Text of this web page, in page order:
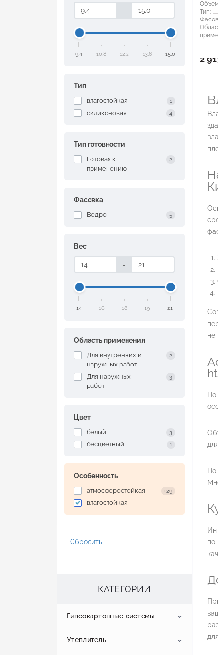
-
9,4 10,8 12,2 13,6 15,0
Тип
влагостойкая 1
силиконовая 4
Тип готовности
Готовая к
применению
2
Фасовка
Ведро 5
Вес
-
14 16 18 19 21
Область применения
Для внутренних и
наружных работ
2
Для наружных
работ
3
Цвет
белый 3
бесцветный 1
Особенность
атмосферостойкая +29
влагостойкая
Сбросить
КАТЕГОРИИ
Гипсокартонные системы
Гипсокартон
Утеплитель
Тип:
2
не
По
По
по